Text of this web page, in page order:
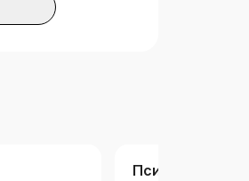
Психология